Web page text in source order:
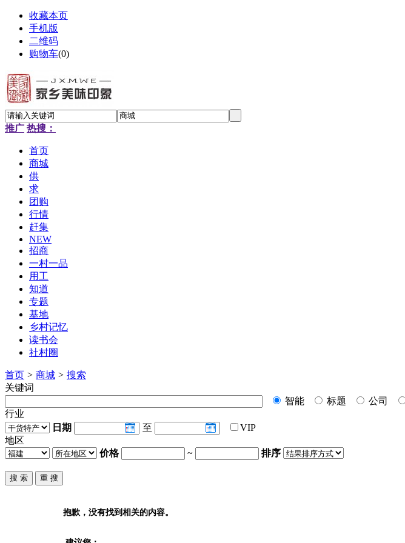
收藏本页
手机版
二维码
购物车(0)
推广 热搜：
首页
商城
供
求
团购
行情
赶集
NEW
招商
一村一品
用工
知道
专题
基地
乡村记忆
读书会
社村圈
首页 > 商城 > 搜索
关键词
智能
标题 公司
行业
日期
至
VIP
地区
价格
~ 排序
抱歉，没有找到相关的内容。